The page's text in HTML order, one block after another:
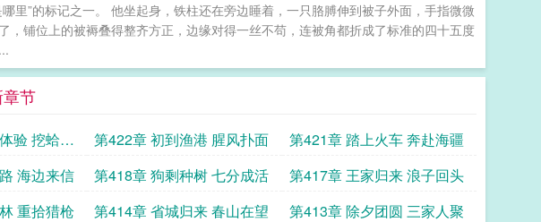
里”的标记之一。 他坐起身，铁柱还在旁边睡着，一只胳膊伸到被子外面，手指微微
铺位上的被褥叠得整齐方正，边缘对得一丝不苟，连被角都折成了标准的四十五度
节
验 挖蛤拾
第422章 初到渔港 腥风扑面
第421章 踏上火车 奔赴海疆
海边来信 第418章 狗剩种树 七分成活
第417章 王家归来 浪子回头
重拾猎枪 第414章 省城归来 春山在望 第413章 除夕团圆 三家人聚